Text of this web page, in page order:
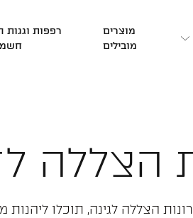
מוצרים
מובילים
רפפות וגגות
הצללה
הצללה לגינה, תוכלו ליהנות